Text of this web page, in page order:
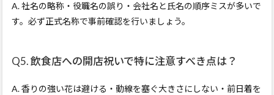
A. 社名の略称・役職名の誤り・会社名と氏名の順序ミスが多いで
す。必ず正式名称で事前確認を行いましょう。
Q5. 飲食店への開店祝いで特に注意すべき点は？
A. 香りの強い花は避ける・動線を塞ぐ大きさにしない・前日着を